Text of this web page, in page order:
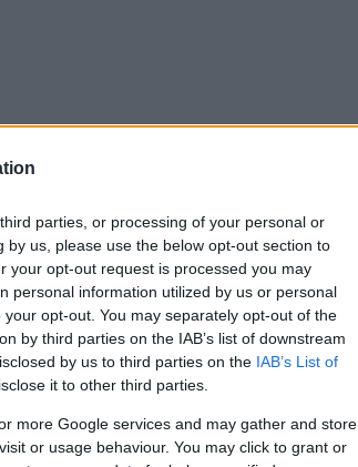
parties, or processing of your personal or
us, please use the below opt-out section to
your opt-out request is processed you may
personal information utilized by us or personal
opt-out. You may separately opt-out of the
by third parties on the IAB’s list of downstream
by us to third parties on the IAB’s List of
it to other third parties.
more Google services and may gather and store
or usage behaviour. You may click to grant or
Ρωσίας- Ουκρανίας
μεταξύ των